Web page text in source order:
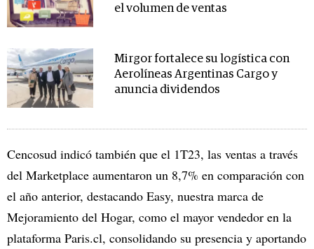
el volumen de ventas
Mirgor fortalece su logística con
Aerolíneas Argentinas Cargo y
anuncia dividendos
Cencosud indicó también que el 1T23, las ventas a través
del Marketplace aumentaron un 8,7% en comparación con
el año anterior, destacando Easy, nuestra marca de
Mejoramiento del Hogar, como el mayor vendedor en la
plataforma Paris.cl, consolidando su presencia y aportando